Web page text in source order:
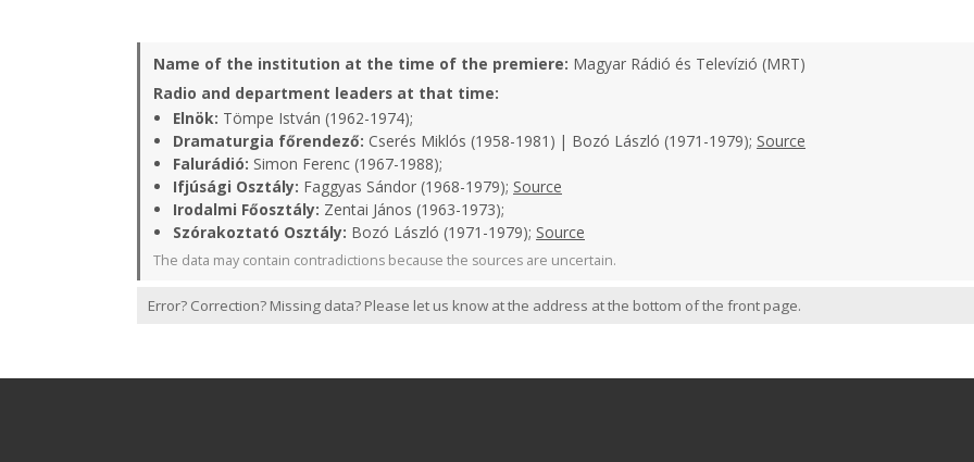
Name of the institution at the time of the premiere: Magyar Rádió és Televízió (MRT)
Radio and department leaders at that time:
Elnök: Tömpe István (1962-1974);
Dramaturgia főrendező: Cserés Miklós (1958-1981) | Bozó László (1971-1979); Source
Falurádió: Simon Ferenc (1967-1988);
Ifjúsági Osztály: Faggyas Sándor (1968-1979); Source
Irodalmi Főosztály: Zentai János (1963-1973);
Szórakoztató Osztály: Bozó László (1971-1979); Source
The data may contain contradictions because the sources are uncertain.
Error? Correction? Missing data? Please let us know at the address at the bottom of the front page.